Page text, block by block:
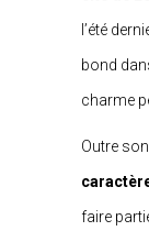
l’été
bond
charme
Outre
faire